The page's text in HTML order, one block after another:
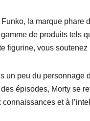
la marque phare
de produits tels
figurine, vous
un peu du personnage
épisodes, Morty se
connaissances et à